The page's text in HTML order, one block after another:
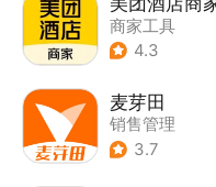
商家工具
4.3
麦芽田
销售管理
3.7